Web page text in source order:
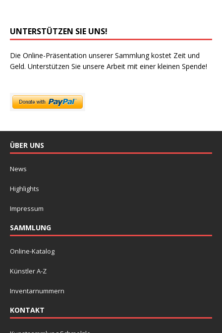
UNTERSTÜTZEN SIE UNS!
Die Online-Präsentation unserer Sammlung kostet Zeit und
Geld. Unterstützen Sie unsere Arbeit mit einer kleinen Spende!
ÜBER UNS
News
Highlights
Impressum
SAMMLUNG
Online-Katalog
Künstler A-Z
Inventarnummern
KONTAKT